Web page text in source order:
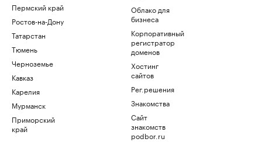
Пермский край
Ростов-на-Дону
Татарстан
Тюмень
Черноземье
Кавказ
Карелия
Мурманск
Приморский
край
Облако для
бизнеса
Корпоративный
регистратор
доменов
Хостинг
сайтов
Рег.решения
Знакомства
Сайт
знакомств
podbor.ru